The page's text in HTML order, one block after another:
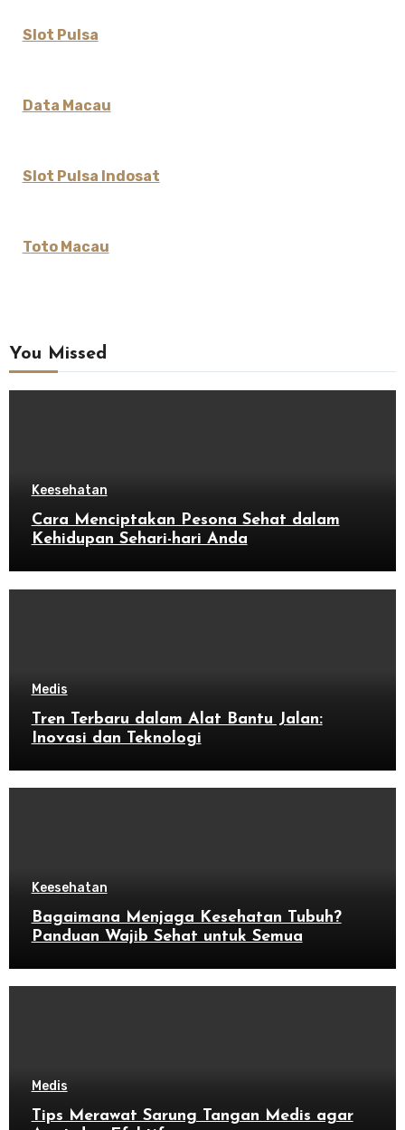
Slot Pulsa
Data Macau
Slot Pulsa Indosat
Toto Macau
You Missed
Keesehatan
Cara Menciptakan Pesona Sehat dalam
Kehidupan Sehari-hari Anda
Medis
Tren Terbaru dalam Alat Bantu Jalan:
Inovasi dan Teknologi
Keesehatan
Bagaimana Menjaga Kesehatan Tubuh?
Panduan Wajib Sehat untuk Semua
Medis
Tips Merawat Sarung Tangan Medis agar